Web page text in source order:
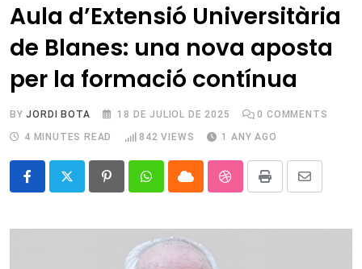
Aula d’Extensió Universitària
de Blanes: una nova aposta
per la formació contínua
BYJORDI BOTA 18 DE JULIOL DE 2025 0 COMMENTS
4 MINUTES READ
842 VIEWS 1 ANY AGO
PinterestWhatsappCloud StumbleUpon
Print
Share
Email